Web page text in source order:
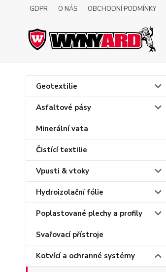
GDPR O NÁS OBCHODNÍ PODMÍNKY
Geotextilie
Asfaltové pásy
Minerální vata
Čistící textilie
Vpusti & vtoky
Hydroizolační fólie
Poplastované plechy a profily
Svařovací přístroje
Kotvící a ochranné systémy